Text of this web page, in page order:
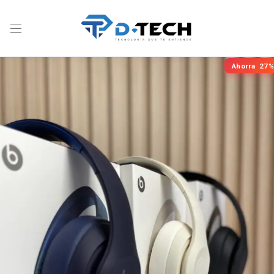
Ahorra 27%